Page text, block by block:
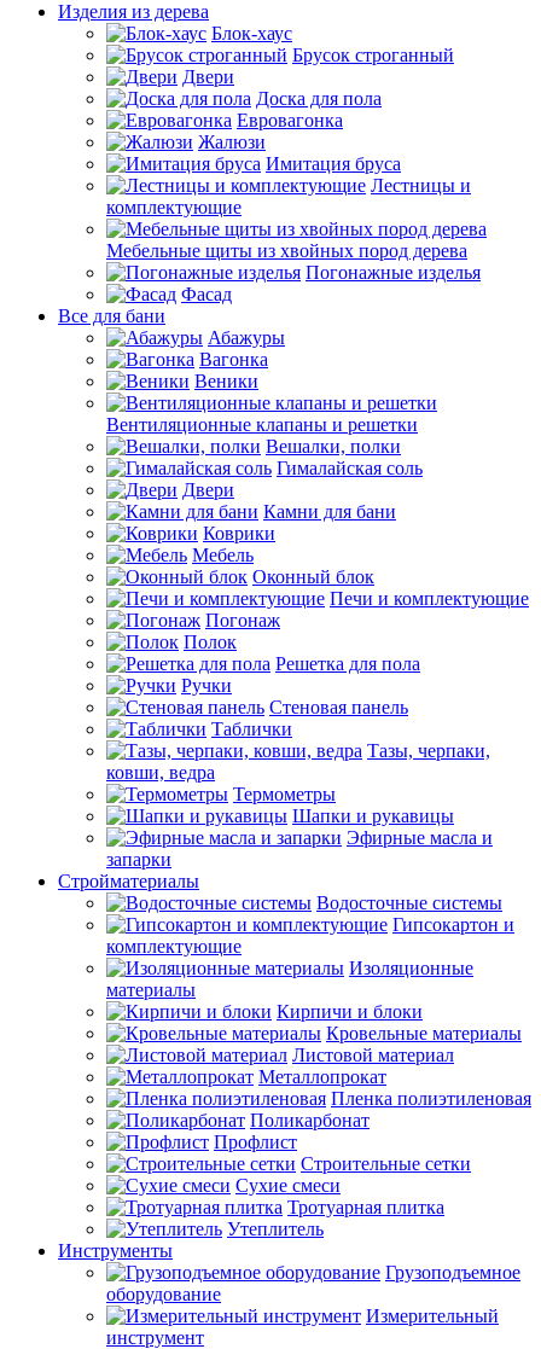
Изделия из дерева
Блок-хаус
Брусок строганный
Двери
Доска для пола
Евровагонка
Жалюзи
Имитация бруса
Лестницы и
комплектующие
Мебельные щиты из хвойных пород дерева
Погонажные изделья
Фасад
Все для бани
Абажуры
Вагонка
Веники
Вентиляционные клапаны и решетки
Вешалки, полки
Гималайская соль
Двери
Камни для бани
Коврики
Мебель
Оконный блок
Печи и комплектующие
Погонаж
Полок
Решетка для пола
Ручки
Стеновая панель
Таблички
Тазы, черпаки,
ковши, ведра
Термометры
Шапки и рукавицы
Эфирные масла и
запарки
Стройматериалы
Водосточные системы
Гипсокартон и
комплектующие
Изоляционные
материалы
Кирпичи и блоки
Кровельные материалы
Листовой материал
Металлопрокат
Пленка полиэтиленовая
Поликарбонат
Профлист
Строительные сетки
Сухие смеси
Тротуарная плитка
Утеплитель
Инструменты
Грузоподъемное
оборудование
Измерительный
инструмент